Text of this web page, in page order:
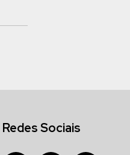
Redes Sociais